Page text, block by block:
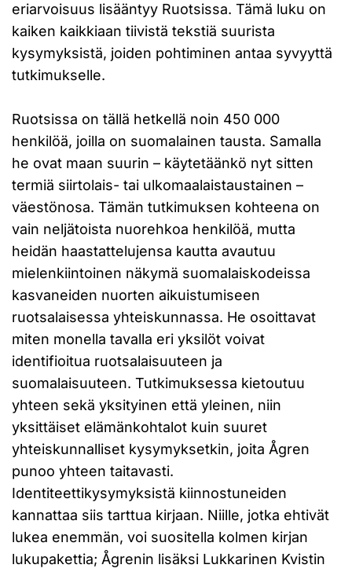
eriarvoisuus lisääntyy Ruotsissa. Tämä luku on
kaiken kaikkiaan tiivistä tekstiä suurista
kysymyksistä, joiden pohtiminen antaa syvyyttä
tutkimukselle.
Ruotsissa on tällä hetkellä noin 450 000
henkilöä, joilla on suomalainen tausta. Samalla
he ovat maan suurin – käytetäänkö nyt sitten
termiä siirtolais- tai ulkomaalaistaustainen –
väestönosa. Tämän tutkimuksen kohteena on
vain neljätoista nuorehkoa henkilöä, mutta
heidän haastattelujensa kautta avautuu
mielenkiintoinen näkymä suomalaiskodeissa
kasvaneiden nuorten aikuistumiseen
ruotsalaisessa yhteiskunnassa. He osoittavat
miten monella tavalla eri yksilöt voivat
identifioitua ruotsalaisuuteen ja
suomalaisuuteen. Tutkimuksessa kietoutuu
yhteen sekä yksityinen että yleinen, niin
yksittäiset elämänkohtalot kuin suuret
yhteiskunnalliset kysymyksetkin, joita Ågren
punoo yhteen taitavasti.
Identiteettikysymyksistä kiinnostuneiden
kannattaa siis tarttua kirjaan. Niille, jotka ehtivät
lukea enemmän, voi suositella kolmen kirjan
lukupakettia; Ågrenin lisäksi Lukkarinen Kvistin